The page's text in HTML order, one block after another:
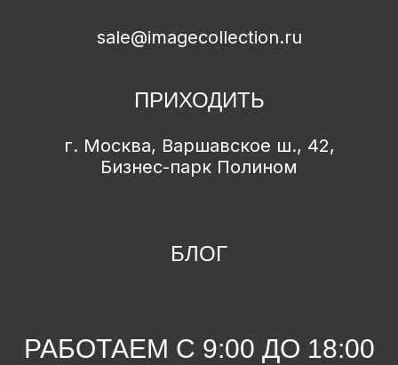
sale@imagecollection.ru
ПРИХОДИТЬ
г. Москва, Варшавское ш., 42,
Бизнес-парк Полином
БЛОГ
РАБОТАЕМ С 9:00 ДО 18:00